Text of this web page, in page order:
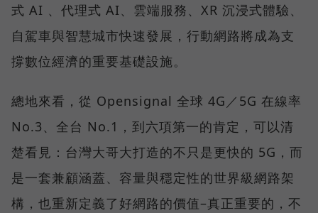
式 AI 、代理式 AI、雲端服務、XR 沉浸式體驗、
自駕車與智慧城市快速發展，行動網路將成為支
撐數位經濟的重要基礎設施。
總地來看，從 Opensignal 全球 4G／5G 在線率
No.3、全台 No.1，到六項第一的肯定，可以清
楚看見：台灣大哥大打造的不只是更快的 5G，而
是一套兼顧涵蓋、容量與穩定性的世界級網路架
構，也重新定義了好網路的價值–真正重要的，不